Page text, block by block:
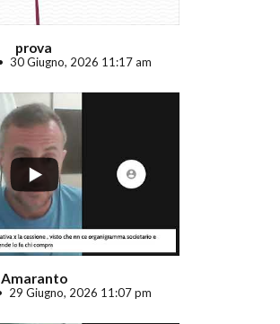
prova
30 Giugno, 2026 11:17 am
Amaranto
29 Giugno, 2026 11:07 pm